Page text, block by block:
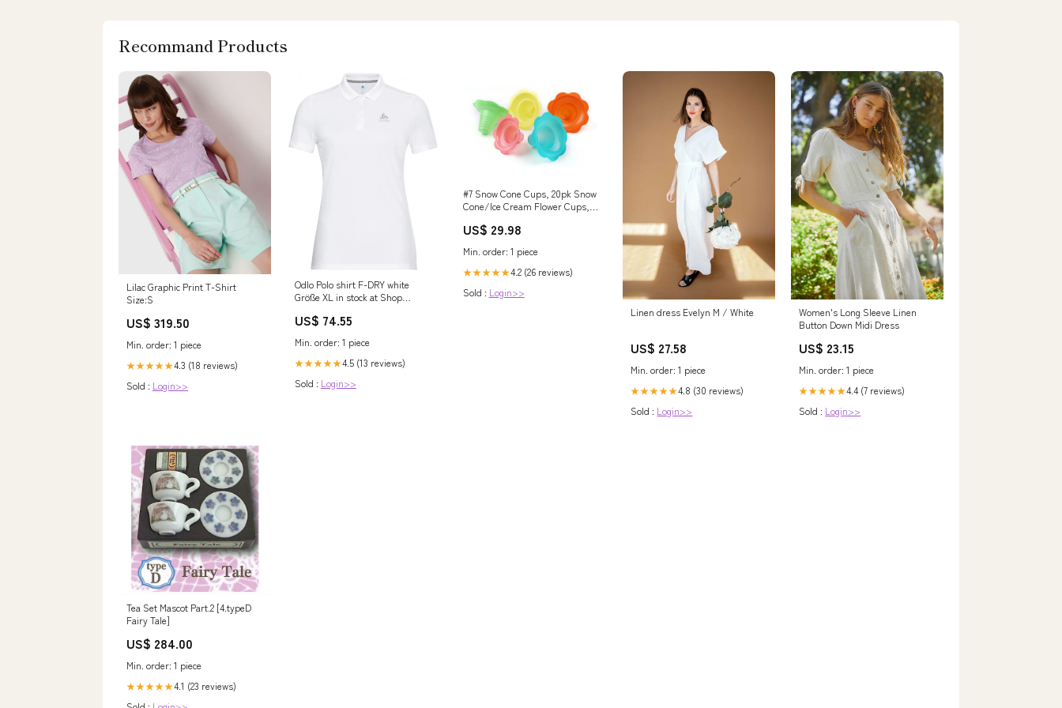
Recommand Products
Lilac Graphic Print T-Shirt
Size:S
US$ 319.50
Min. order: 1 piece
★★★★★4.3 (18 reviews)
Sold : Login>>
Odlo Polo shirt F-DRY white
Größe XL in stock at Shop
US$ 74.55
Min. order: 1 piece
★★★★★4.5 (13 reviews)
Sold : Login>>
#7 Snow Cone Cups, 20pk Snow
Cone/Ice Cream Flower Cups,
US$ 29.98
Min. order: 1 piece
★★★★★4.2 (26 reviews)
Sold : Login>>
Linen dress Evelyn M / White
US$ 27.58
Min. order: 1 piece
★★★★★4.8 (30 reviews)
Sold : Login>>
Women's Long Sleeve Linen
Button Down Midi Dress
US$ 23.15
Min. order: 1 piece
★★★★★4.4 (7 reviews)
Sold : Login>>
Tea Set Mascot Part.2 [4.typeD
Fairy Tale]
US$ 284.00
Min. order: 1 piece
★★★★★4.1 (23 reviews)